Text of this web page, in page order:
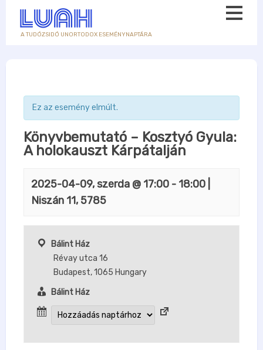
A TUDÓZSIDÓ UNORTODOX ESEMÉNYNAPTÁRA
Ez az esemény elmúlt.
Könyvbemutató – Kosztyó Gyula:
A holokauszt Kárpátalján
2025-04-09, szerda @ 17:00 - 18:00
Niszán 11, 5785
Bálint Ház
Révay utca 16
Budapest,1065 Hungary
Bálint Ház